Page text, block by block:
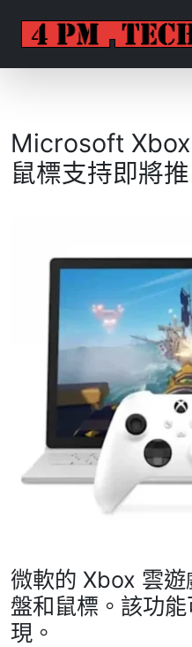
Microsoft
鼠標支持即將
微軟的 Xbox 雲
盤和鼠標。該功
現。